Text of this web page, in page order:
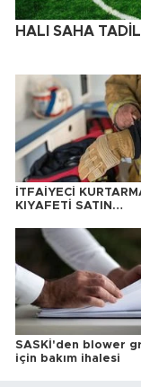
HALI SAHA
İTFAİYECİ
KIYAFETİ SATIN
SASKİ'den blower
için bakım ihalesi